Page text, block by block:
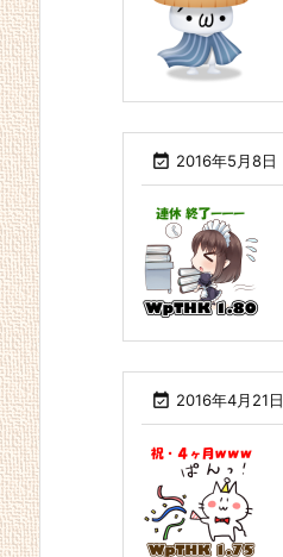
 2016年5月8日
 2016年4月21日